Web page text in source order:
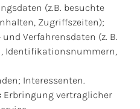
(z.B. besuchte
Zugriffszeiten);
Verfahrensdaten (z. B.
Identifikationsnummern,
Interessenten.
Erbringung vertraglicher